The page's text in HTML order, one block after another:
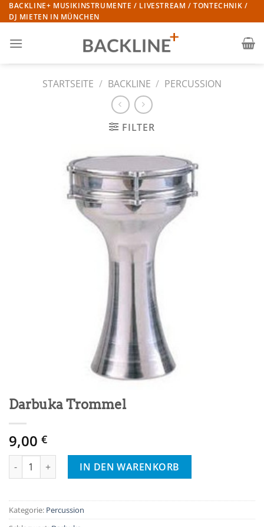
Zum
Inhalt
BACKLINE+ MUSIKINSTRUMENTE / LIVESTREAM / TONTECHNIK /
DJ MIETEN IN MÜNCHEN
STARTSEITE / BACKLINE / PERCUSSION
FILTER
Darbuka Trommel
9,00 €
Darbuka Trommel MengeIN DEN WARENKORB
Kategorie: Percussion